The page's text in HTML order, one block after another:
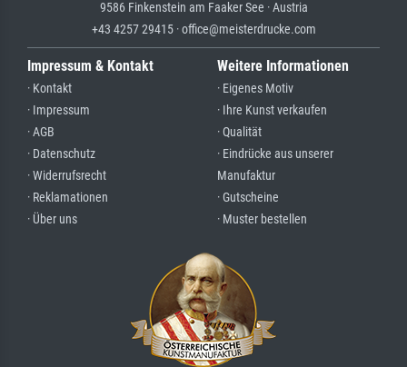
9586 Finkenstein am Faaker See · Austria
+43 4257 29415 · office@meisterdrucke.com
Impressum & Kontakt
· Kontakt
· Impressum
· AGB
· Datenschutz
· Widerrufsrecht
· Reklamationen
· Über uns
Weitere Informationen
· Eigenes Motiv
· Ihre Kunst verkaufen
· Qualität
· Eindrücke aus unserer
Manufaktur
· Gutscheine
· Muster bestellen